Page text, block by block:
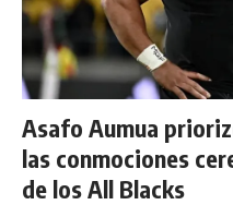
Asafo Aumua
las conmociones
de los All Blacks